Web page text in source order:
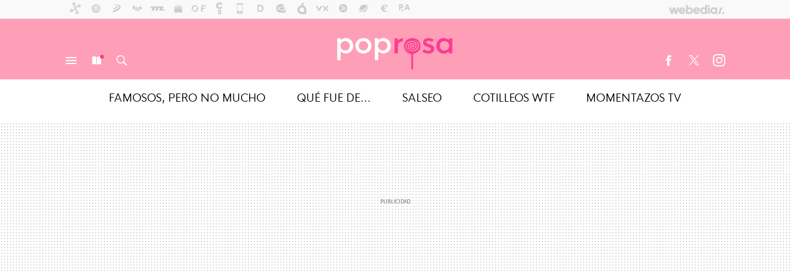
FAMOSOS, PERO NO MUCHO QUÉ FUE DE... SALSEO COTILLEOS WTF MOMENTAZOS TV